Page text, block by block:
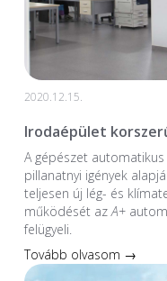
2020.12.15.
Irodaépület
A gépészet
pillanatnyi igények
teljesen új lég- és
működését azA+
felügyeli.
Tovább olvasom →